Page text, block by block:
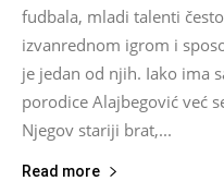
fudbala, mladi talenti
izvanrednom igrom i
je jedan od njih. Iako ima
porodice Alajbegović već
Njegov stariji brat,...
Read more